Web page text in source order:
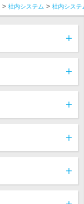
社内システム 社内システ